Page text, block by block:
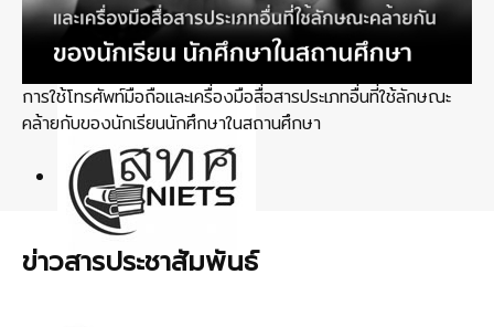
การใช้โทรศัพท์มือถือและเครื่องมือสื่อสารประเภทอื่นที่ใช้ลักษณะ
คล้ายกับของนักเรียนนักศึกษาในสถานศึกษา
ข่าวสารประชาสัมพันธ์